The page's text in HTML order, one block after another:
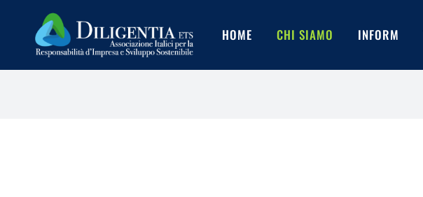
contenuto
HOME CHI SIAMO INFORM